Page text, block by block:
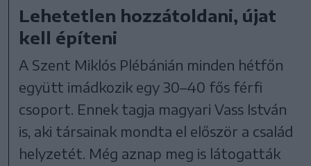
Lehetetlen hozzátoldani, újat
kell építeni
A Szent Miklós Plébánián minden hétfőn
együtt imádkozik egy 30–40 fős férfi
csoport. Ennek tagja magyari Vass István
is, aki társainak mondta el először a család
helyzetét. Még aznap meg is látogatták